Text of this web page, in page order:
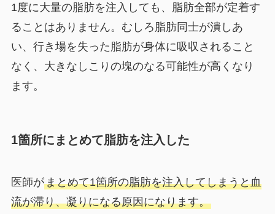
1度に大量の脂肪を注入しても、脂肪全部が定着す
ることはありません。むしろ脂肪同士が潰しあ
い、行き場を失った脂肪が身体に吸収されること
なく、大きなしこりの塊のなる可能性が高くなり
ます。
1箇所にまとめて脂肪を注入した
医師がまとめて1箇所の脂肪を注入してしまうと血
流が滞り、凝りになる原因になります。